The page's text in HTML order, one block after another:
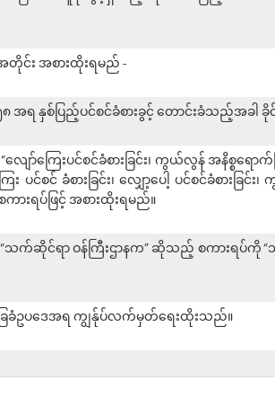
တိုင်း အစားထိုးရမည် -
အရ နှစ်ပြည့်ပင်စင်ခံစားခွင့် တောင်းခံသည့်အခါ ခိုင်
လျော်ကြေးပင်စင်ခံစားခြင်း၊ ကွယ်လွန် အနိစ္စရ
င်စင် ခံစားခြင်း၊ လျှော့ပေါ့ ပင်စင်ခံစားခ
းရပ်ဖြင့် အစားထိုးရမည်။
“သက်ဆိုင်ရာ ဝန်ကြီးဌာနက” ဆိုသည့် စကားရပ်
ြေခံဥပဒေအရ ကျွန်ုပ်လက်မှတ်ရေးထိုးသည်။